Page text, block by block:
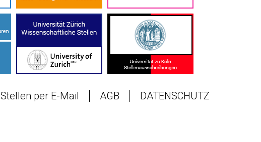
Stellen per E-Mail AGB DATENSCHUTZ